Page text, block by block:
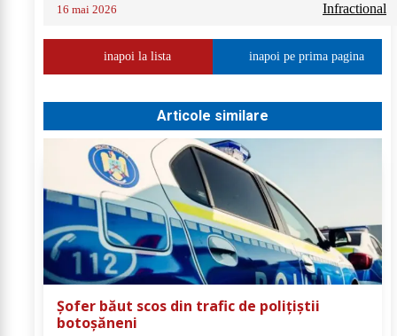
16 mai 2026 Infractional
inapoi la lista inapoi pe prima pagina
Articole similare
Șofer băut scos din trafic de polițiștii
botoșăneni